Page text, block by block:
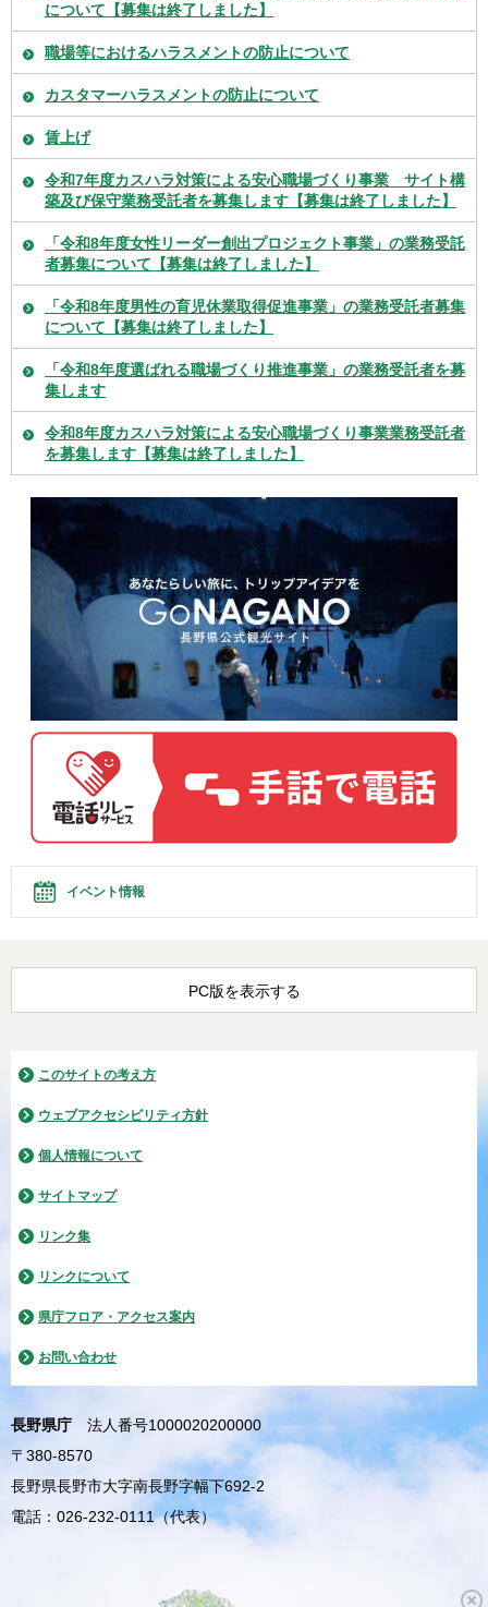
について【募集は終了しました】
職場等におけるハラスメントの防止について
カスタマーハラスメントの防止について
賃上げ
令和7年度カスハラ対策による安心職場づくり事業 サイト構
築及び保守業務受託者を募集します【募集は終了しました】
「令和8年度女性リーダー創出プロジェクト事業」の業務受託
者募集について【募集は終了しました】
「令和8年度男性の育児休業取得促進事業」の業務受託者募集
について【募集は終了しました】
「令和8年度選ばれる職場づくり推進事業」の業務受託者を募
集します
令和8年度カスハラ対策による安心職場づくり事業業務受託者
を募集します【募集は終了しました】
イベント情報
PC版を表示する
このサイトの考え方
ウェブアクセシビリティ方針
個人情報について
サイトマップ
リンク集
リンクについて
県庁フロア・アクセス案内
お問い合わせ
長野県庁
法人番号1000020200000
〒380-8570
長野県長野市大字南長野字幅下692-2
電話：026-232-0111（代表）